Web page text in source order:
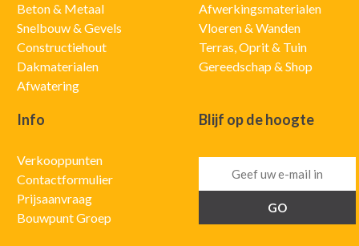
Beton & Metaal
Snelbouw & Gevels
Constructiehout
Dakmaterialen
Afwatering
Afwerkingsmaterialen
Vloeren & Wanden
Terras, Oprit & Tuin
Gereedschap & Shop
Info
Verkooppunten
Contactformulier
Prijsaanvraag
Bouwpunt Groep
Blijf op de hoogte